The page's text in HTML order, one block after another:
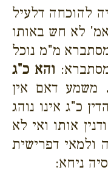
להוכחה דלעיל
לא חש באותו
מ"מ נוכל
והא כ"ג
משמע דאם אין
כ"ג אינו נוהג
אותו ואי לא
ולמאי דפרישית
ניחא: